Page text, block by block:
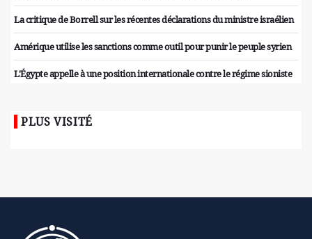
La critique de Borrell sur les récentes déclarations du ministre israélien
Amérique utilise les sanctions comme outil pour punir le peuple syrien
L'Égypte appelle à une position internationale contre le régime sioniste
PLUS VISITÉ